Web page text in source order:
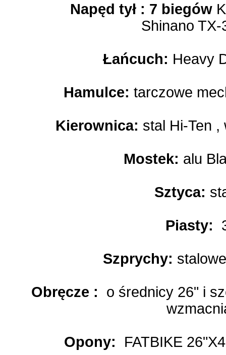
Napęd tył : 7 biegów
Shinano TX-
Łańcuch: Heavy
Hamulce: tarczowe
Kierownica: stal Hi-Ten
Mostek: alu
Sztyca:
Piasty:
Szprychy:
Obręcze :
o średnicy 26" i
Opony: FATBIKE